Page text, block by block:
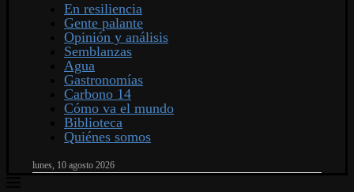
En resiliencia
Gente palante
Opinión y análisis
Semblanzas
Agua
Gastronomías
Carbono 14
Cómo va el mundo
Biblioteca
Quiénes somos
lunes, 10 agosto 2026